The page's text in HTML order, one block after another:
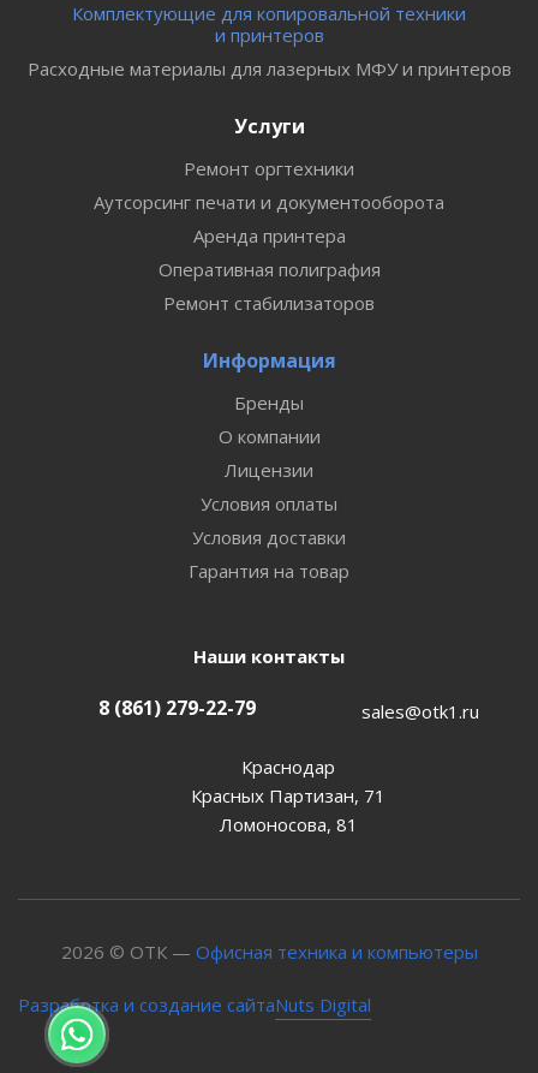
Комплектующие для копировальной техники
и принтеров
Расходные материалы для лазерных МФУ и принтеров
Услуги
Ремонт оргтехники
Аутсорсинг печати и документооборота
Аренда принтера
Оперативная полиграфия
Ремонт стабилизаторов
Информация
Бренды
О компании
Лицензии
Условия оплаты
Условия доставки
Гарантия на товар
Наши контакты
8 (861) 279-22-79 sales@otk1.ru
Краснодар
Красных Партизан, 71
Ломоносова, 81
2026 © ОТК — Офисная техника и компьютеры
Разработка и создание сайтаNuts Digital